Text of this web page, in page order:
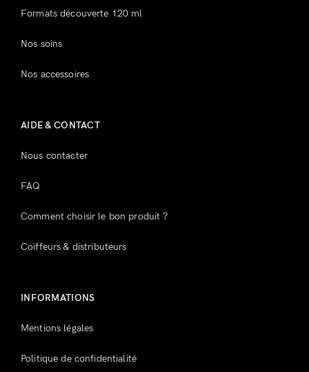
Formats découverte 120 ml
Nos soins
Nos accessoires
AIDE & CONTACT
Nous contacter
FAQ
Comment choisir le bon produit ?
Coiffeurs & distributeurs
INFORMATIONS
Mentions légales
Politique de confidentialité